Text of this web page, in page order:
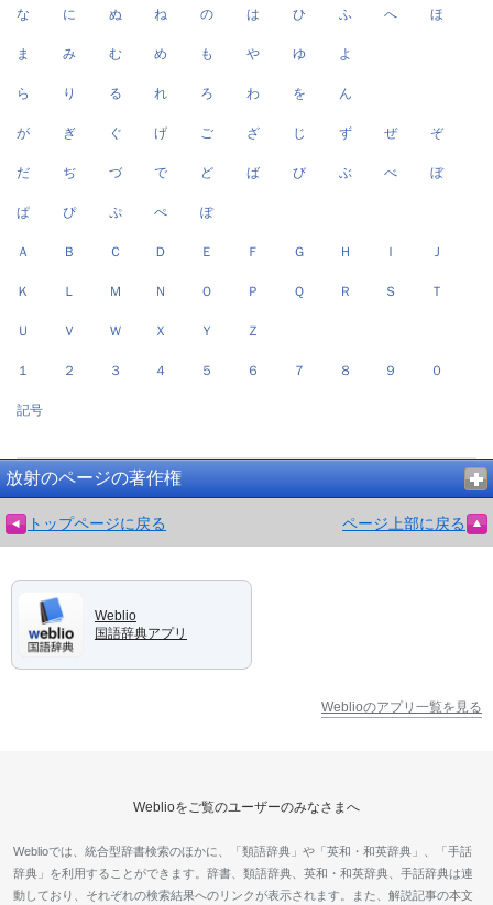
な に ぬ ね の は ひ ふ へ ほ
ま み む め も や ゆ よ
ら り る れ ろ わ を ん
が ぎ ぐ げ ご ざ じ ず ぜ ぞ
だ ぢ づ で ど ば び ぶ べ ぼ
ぱ ぴ ぷ ぺ ぽ
Ａ Ｂ Ｃ Ｄ Ｅ Ｆ Ｇ Ｈ Ｉ Ｊ
Ｋ Ｌ Ｍ Ｎ Ｏ Ｐ Ｑ Ｒ Ｓ Ｔ
Ｕ Ｖ Ｗ Ｘ Ｙ Ｚ
１ ２ ３ ４ ５ ６ ７ ８ ９ ０
記号
放射のページの著作権
トップページに戻る ページ上部に戻る
Weblio
国語辞典アプリ
Weblioのアプリ一覧を見る
Weblioをご覧のユーザーのみなさまへ
Weblioでは、統合型辞書検索のほかに、「類語辞典」や「英和・和英辞典」、「手話
辞典」を利用することができます。辞書、類語辞典、英和・和英辞典、手話辞典は連
動しており、それぞれの検索結果へのリンクが表示されます。また、解説記事の本文